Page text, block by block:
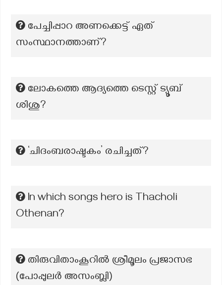
പേച്ചിപ്പാറ അണക്കെട്ട് ഏത്
സംസ്ഥാനത്താണ്?
ലോകത്തെ ആദ്യത്തെ ടെസ്റ്റ് ട്യൂബ്
ശിശു?
‘ചിദംബരാഷ്ടകം’ രചിച്ചത്?
In which songs hero is Thacholi
Othenan?
തിരുവിതാംകൂറിൽ ശ്രീമൂലം പ്രജാസഭ
(പോപ്പുലർ അസംബ്ലി)